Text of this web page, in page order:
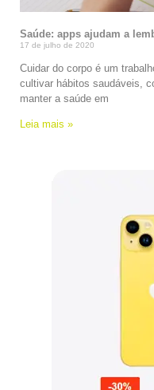
Saúde: apps ajudam a
17 de julho de 2020
Cuidar do corpo é um
cultivar hábitos saudáveis,
manter a saúde em
Leia mais »